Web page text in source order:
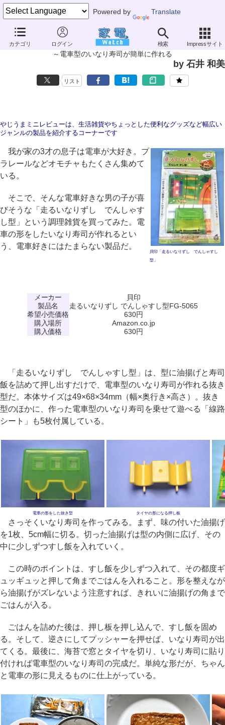
Powered by Translate
カテゴリ ログイン 検索 Impressサイト
やじうまミニレビュー
貝印「走るいなりずし でんしゃすし型」
～電車型のいなり寿司が簡単に作れる
by 石井 和美
リスト
やじうまミニレビューは、生活雑貨やちょっとした便利なグッズなど幅広い
ジャンルの製品を紹介するコーナーです
貝印「走るいなりずし でんしゃすし
型」
我が家の3才の息子は電車が大好き。プ
ラレールなどオモチャもたくさん集めて
いる。
そこで、そんな電車好きな男の子が喜
びそうな「走るいなりずし でんしゃす
し型」という調理雑貨を買ってみた。電
車の形をしたいなり寿司が作れるとい
う、電車好きにはたまらない製品だ。
メーカー
貝印
製品名
走るいなりずし でんしゃすし型FG-5065
希望小売価格
630円
購入場所
Amazon.co.jp
購入価格
630円
「走るいなりずし でんしゃすし型」は、型に油揚げと寿司
飯を詰めて押し出すだけで、電車型のいなり寿司が作れる抜き
型だ。本体サイズは49×68×34mm（幅×奥行き×高さ）。抜き
型のほかに、作った電車型のいなり寿司を乗せて遊べる「線路
シート」も5枚付属している。
電車の形をした抜き型 タイヤの形になる押し板
さっそくいなり寿司を作ってみる。まず、味の付いた油揚げ
を1枚、5cm幅に切る。切った油揚げは型の内側に広げ、その
中に少しずつすし飯を入れていく。
この時のポイントは、すし飯を少しずつ入れて、その都度ギ
ュッギュッと押して角までごはんを入れること。形を整えなが
ら油揚げがズレないよう注意すれば、きれいに油揚げの角まで
ごはんが入る。
ごはんを詰めた後は、押し板を押し込んで、すし飯を固め
る。そして、逆さにしてプッシャーを押せば、いなり寿司が出
てくる。最後に、海苔で窓とタイヤを切り、いなり寿司に貼り
付ければ電車型のいなり寿司の完成だ。単純な形だが、ちゃん
と電車の形に見えるものに仕上がっている。